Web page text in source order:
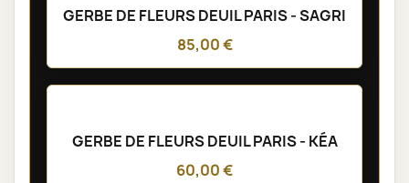
GERBE DE FLEURS DEUIL PARIS - SAGRI
85,00 €
GERBE DE FLEURS DEUIL PARIS - KÉA
60,00 €